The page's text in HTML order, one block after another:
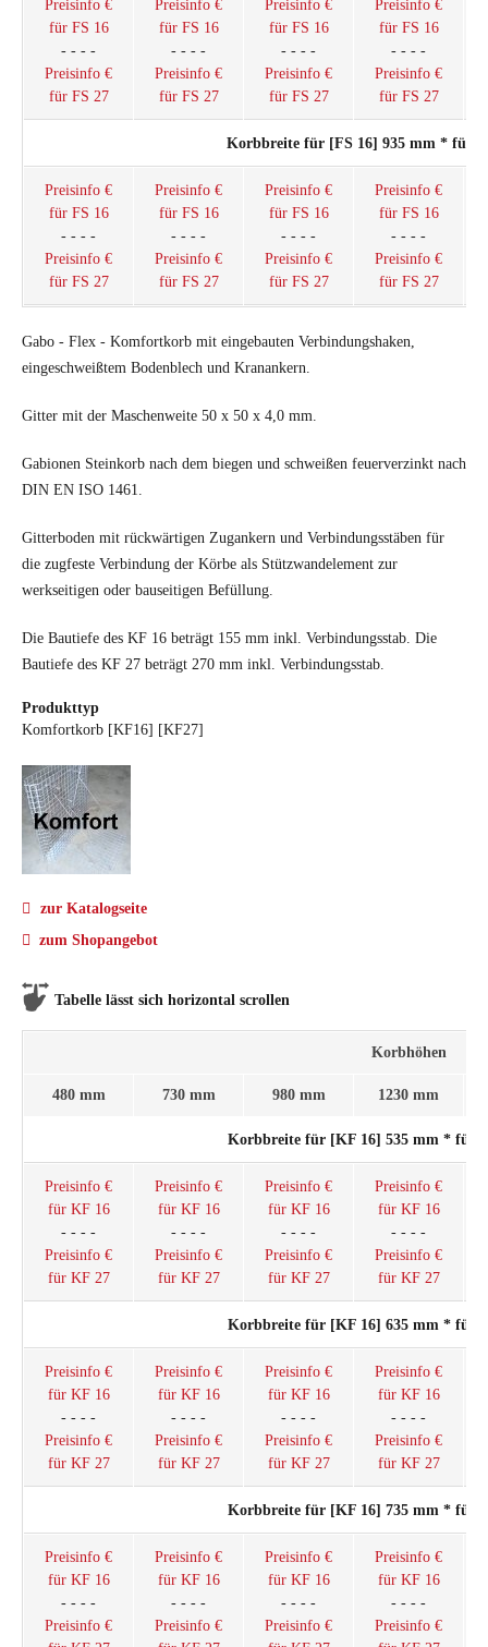
Preisinfo €
für FS 16
- - - -
Preisinfo €
für FS 27
Preisinfo €
für FS 16
- - - -
Preisinfo €
für FS 27
Preisinfo €
für FS 16
- - - -
Preisinfo €
für FS 27
Preisinfo €
für FS 16
- - - -
Preisinfo €
für FS 27
Korbbreite für [FS 16] 935 mm * für
Preisinfo €
für FS 16
- - - -
Preisinfo €
für FS 27
Preisinfo €
für FS 16
- - - -
Preisinfo €
für FS 27
Preisinfo €
für FS 16
- - - -
Preisinfo €
für FS 27
Preisinfo €
für FS 16
- - - -
Preisinfo €
für FS 27
Gabo - Flex - Komfortkorb mit eingebauten Verbindungshaken,
eingeschweißtem Bodenblech und Kranankern.
Gitter mit der Maschenweite 50 x 50 x 4,0 mm.
Gabionen Steinkorb nach dem biegen und schweißen feuerverzinkt nach
DIN EN ISO 1461.
Gitterboden mit rückwärtigen Zugankern und Verbindungsstäben für
die zugfeste Verbindung der Körbe als Stützwandelement zur
werkseitigen oder bauseitigen Befüllung.
Die Bautiefe des KF 16 beträgt 155 mm inkl. Verbindungsstab. Die
Bautiefe des KF 27 beträgt 270 mm inkl. Verbindungsstab.
Produkttyp
Komfortkorb [KF16] [KF27]
zur Katalogseite
zum Shopangebot
Tabelle lässt sich horizontal scrollen
Korbhöhen
480 mm 730 mm 980 mm 1230 mm
Korbbreite für [KF 16] 535 mm * für
Preisinfo €
für KF 16
- - - -
Preisinfo €
für KF 27
Preisinfo €
für KF 16
- - - -
Preisinfo €
für KF 27
Preisinfo €
für KF 16
- - - -
Preisinfo €
für KF 27
Preisinfo €
für KF 16
- - - -
Preisinfo €
für KF 27
Korbbreite für [KF 16] 635 mm * für
Preisinfo €
für KF 16
- - - -
Preisinfo €
für KF 27
Preisinfo €
für KF 16
- - - -
Preisinfo €
für KF 27
Preisinfo €
für KF 16
- - - -
Preisinfo €
für KF 27
Preisinfo €
für KF 16
- - - -
Preisinfo €
für KF 27
Korbbreite für [KF 16] 735 mm * für
Preisinfo €
für KF 16
- - - -
Preisinfo €
Preisinfo €
für KF 16
- - - -
Preisinfo €
Preisinfo €
für KF 16
- - - -
Preisinfo €
Preisinfo €
für KF 16
- - - -
Preisinfo €